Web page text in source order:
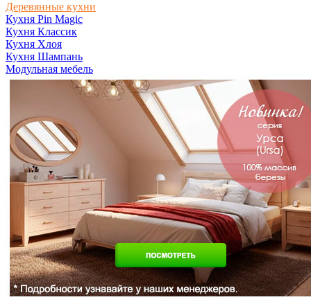
Деревянные кухни
Кухня Pin Magic
Кухня Классик
Кухня Хлоя
Кухня Шампань
Модульная мебель